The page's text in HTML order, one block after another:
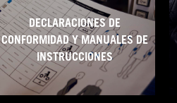
DECLARACIONES DE
CONFORMIDAD Y MANUALES DE
INSTRUCCIONES